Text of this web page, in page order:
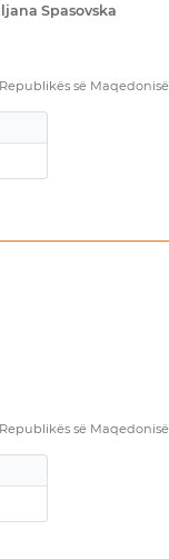
Spasovska
së Maqedonisë
së